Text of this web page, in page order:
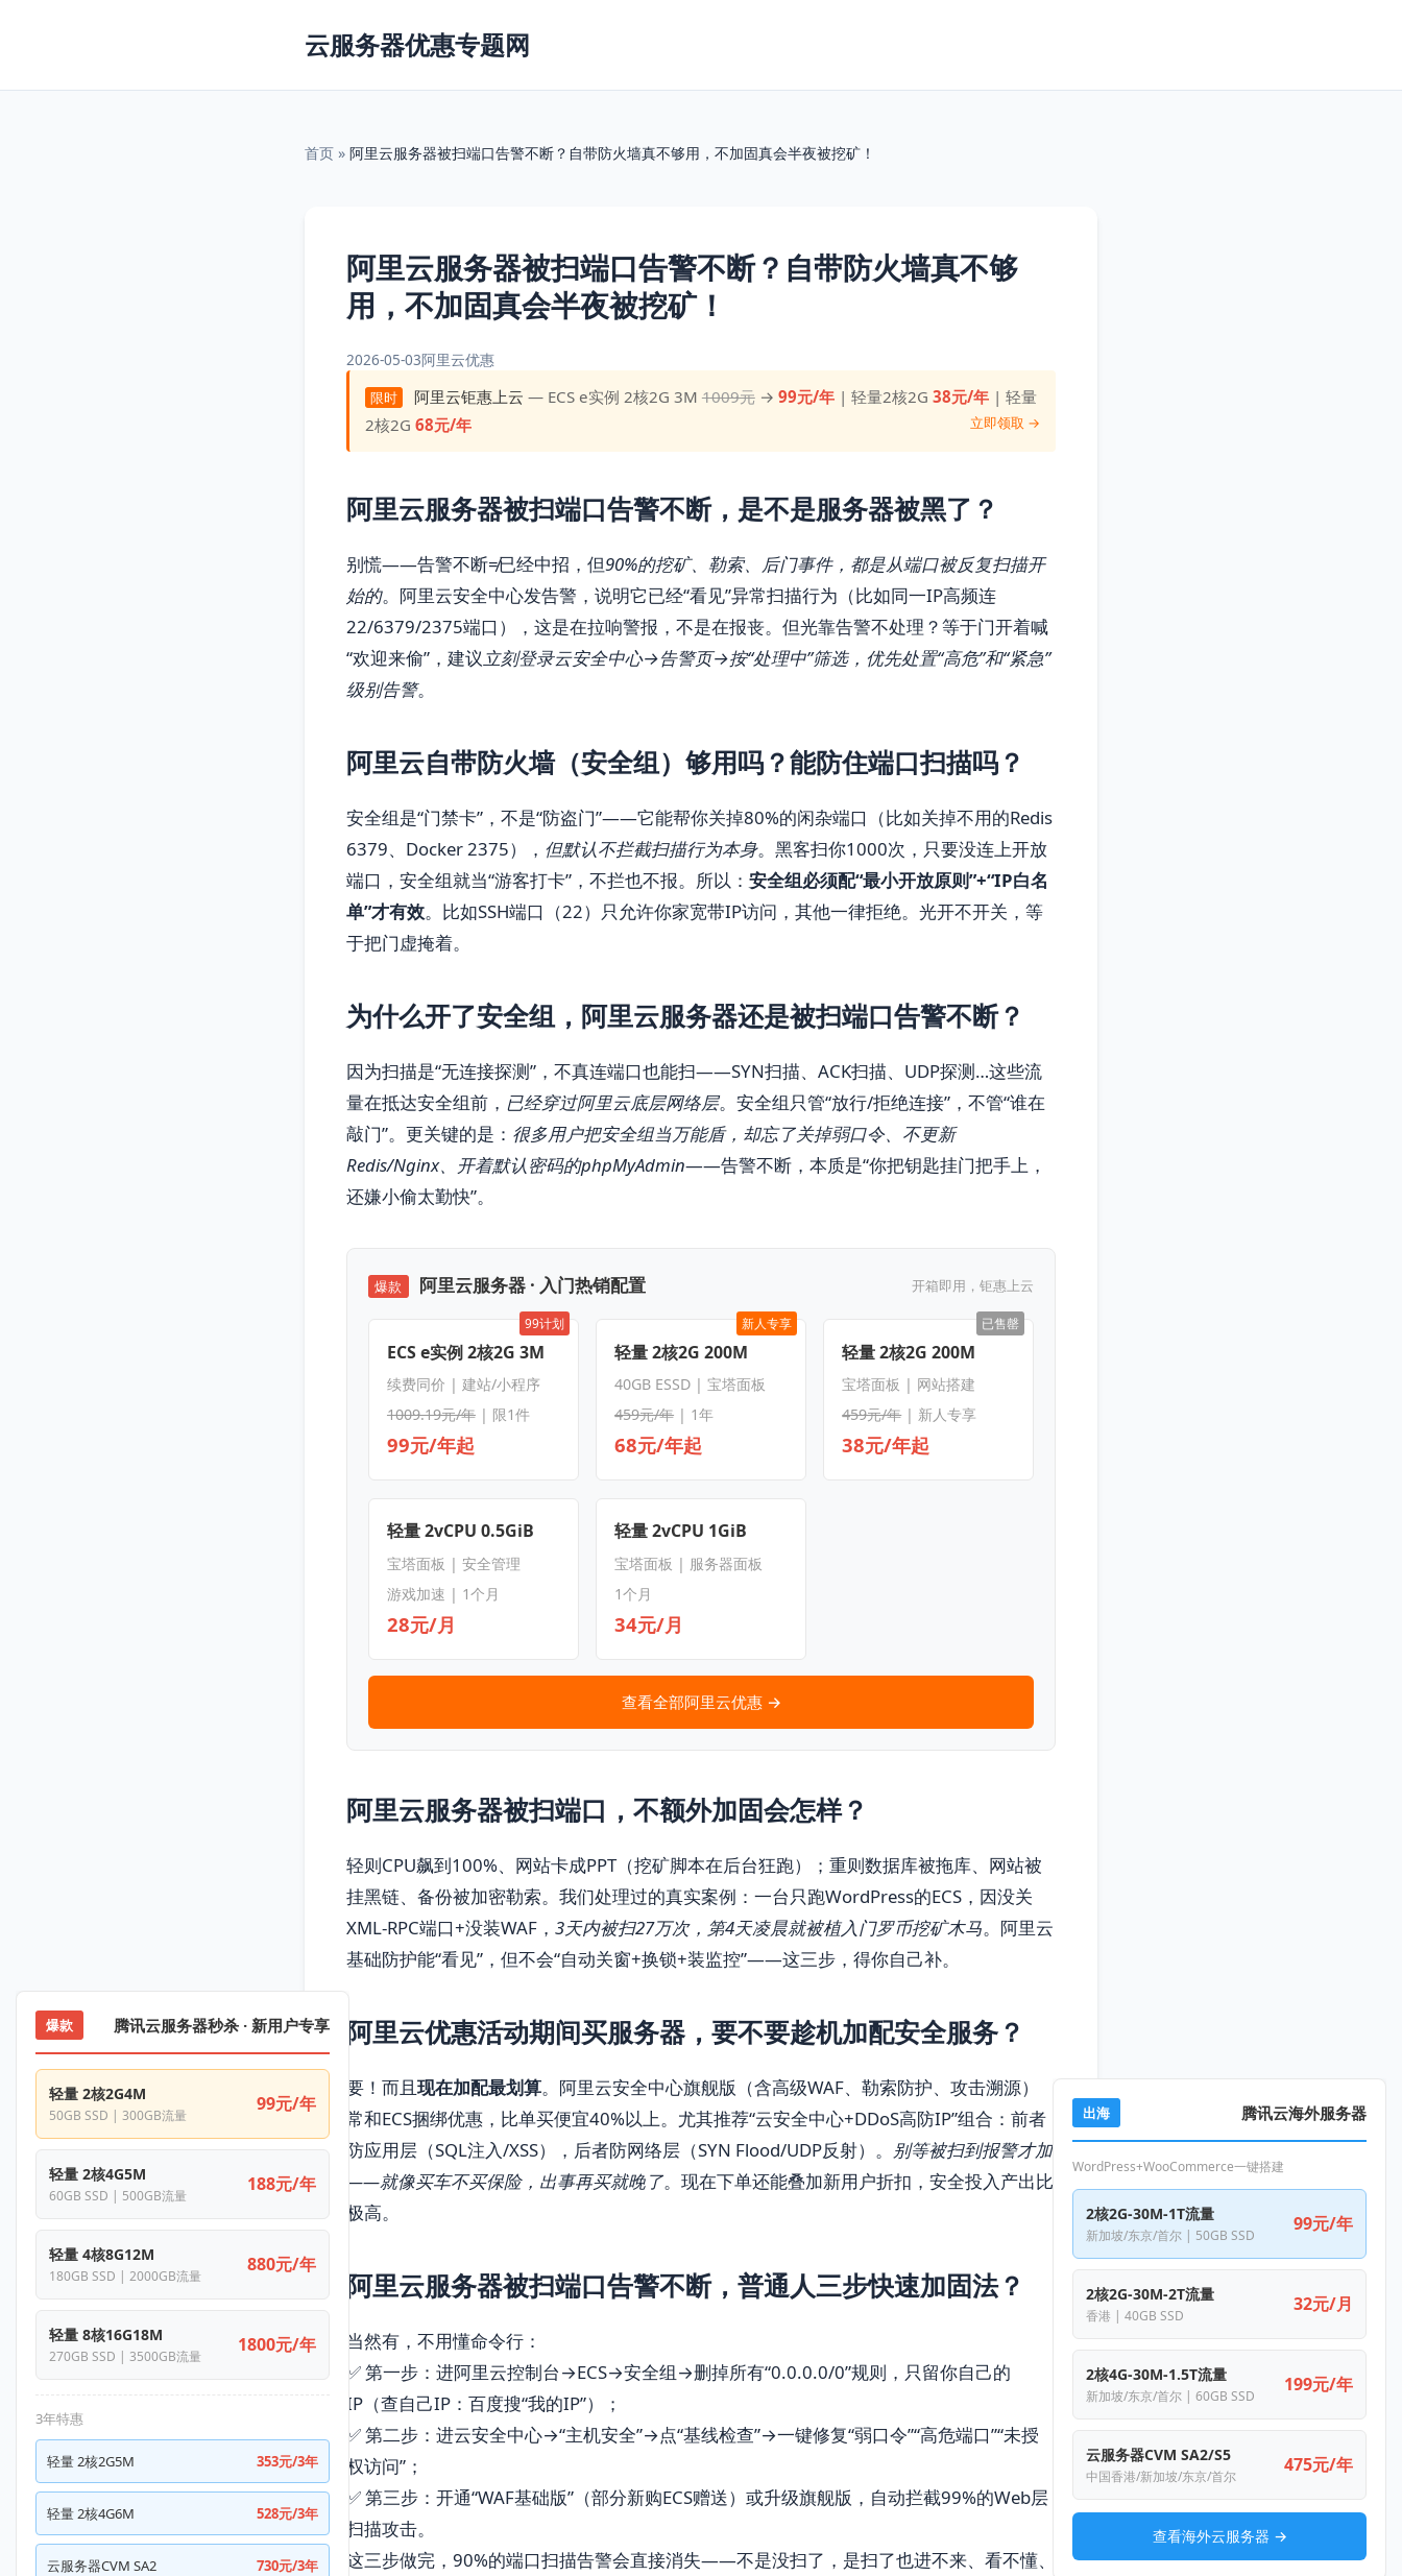
云服务器优惠专题网
首页 » 阿里云服务器被扫端口告警不断？自带防火墙真不够用，不加固真会半夜被挖矿！
阿里云服务器被扫端口告警不断？自带防火墙真不够
用，不加固真会半夜被挖矿！
2026-05-03阿里云优惠
限时 阿里云钜惠上云 — ECS e实例 2核2G 3M 1009元→ 99元/年| 轻量2核2G 38元/年| 轻量
2核2G68元/年 立即领取 →
阿里云服务器被扫端口告警不断，是不是服务器被黑了？
别慌——告警不断≠已经中招，但90%的挖矿、勒索、后门事件，都是从端口被反复扫描开
始的。阿里云安全中心发告警，说明它已经“看见”异常扫描行为（比如同一IP高频连
22/6379/2375端口），这是在拉响警报，不是在报丧。但光靠告警不处理？等于门开着喊
“欢迎来偷”，建议 立刻登录云安全中心→告警页→按“处理中”筛选，优先处置“高危”和“紧急”
级别告警。
阿里云自带防火墙（安全组）够用吗？能防住端口扫描吗？
安全组是“门禁卡”，不是“防盗门”——它能帮你关掉80%的闲杂端口（比如关掉不用的Redis
6379、Docker 2375）， 但默认不拦截扫描行为本身。黑客扫你1000次，只要没连上开放
端口，安全组就当“游客打卡”，不拦也不报。所以： 安全组必须配“最小开放原则”+“IP白名
单”才有效。比如SSH端口（22）只允许你家宽带IP访问，其他一律拒绝。光开不开关，等
于把门虚掩着。
为什么开了安全组，阿里云服务器还是被扫端口告警不断？
因为扫描是“无连接探测”，不真连端口也能扫——SYN扫描、ACK扫描、UDP探测…这些流
量在抵达安全组前， 已经穿过阿里云底层网络层。安全组只管“放行/拒绝连接”，不管“谁在
敲门”。更关键的是： 很多用户把安全组当万能盾，却忘了关掉弱口令、不更新
Redis/Nginx、开着默认密码的phpMyAdmin——告警不断，本质是“你把钥匙挂门把手上，
还嫌小偷太勤快”。
爆款 阿里云服务器 · 入门热销配置 开箱即用，钜惠上云
99计划
ECS e实例 2核2G 3M
续费同价 | 建站/小程序
1009.19元/年| 限1件
99元/年起
新人专享
轻量 2核2G 200M
40GB ESSD | 宝塔面板
459元/年 | 1年
68元/年起
已售罄
轻量 2核2G 200M
宝塔面板 | 网站搭建
459元/年| 新人专享
38元/年起
轻量 2vCPU 0.5GiB
宝塔面板 | 安全管理
游戏加速 | 1个月
28元/月
轻量 2vCPU 1GiB
宝塔面板 | 服务器面板
1个月
34元/月
查看全部阿里云优惠 →
阿里云服务器被扫端口，不额外加固会怎样？
轻则CPU飙到100%、网站卡成PPT（挖矿脚本在后台狂跑）；重则数据库被拖库、网站被
挂黑链、备份被加密勒索。我们处理过的真实案例：一台只跑WordPress的ECS，因没关
XML-RPC端口+没装WAF， 3天内被扫27万次，第4天凌晨就被植入门罗币挖矿木马。阿里云
基础防护能“看见”，但不会“自动关窗+换锁+装监控”——这三步，得你自己补。
阿里云优惠活动期间买服务器，要不要趁机加配安全服务？
要！而且现在加配最划算。阿里云安全中心旗舰版（含高级WAF、勒索防护、攻击溯源）
常和ECS捆绑优惠，比单买便宜40%以上。尤其推荐“云安全中心+DDoS高防IP”组合：前者
防应用层（SQL注入/XSS），后者防网络层（SYN Flood/UDP反射）。 别等被扫到报警才加
——就像买车不买保险，出事再买就晚了。现在下单还能叠加新用户折扣，安全投入产出比
极高。
阿里云服务器被扫端口告警不断，普通人三步快速加固法？
当然有，不用懂命令行：
✅ 第一步：进阿里云控制台→ECS→安全组→删掉所有“0.0.0.0/0”规则，只留你自己的
IP（查自己IP：百度搜“我的IP”）；
✅ 第二步：进云安全中心→“主机安全”→点“基线检查”→一键修复“弱口令”“高危端口”“未授
权访问”；
✅ 第三步：开通“WAF基础版”（部分新购ECS赠送）或升级旗舰版，自动拦截99%的Web层
扫描攻击。
这三步做完，90%的端口扫描告警会直接消失——不是没扫了，是扫了也进不来、看不懂、
爆款 腾讯云服务器秒杀 · 新用户专享
轻量 2核2G4M
50GB SSD | 300GB流量
99元/年
轻量 2核4G5M
60GB SSD | 500GB流量
188元/年
轻量 4核8G12M
180GB SSD | 2000GB流量
880元/年
轻量 8核16G18M
270GB SSD | 3500GB流量
1800元/年
3年特惠
轻量 2核2G5M 353元/3年
轻量 2核4G6M 528元/3年
云服务器CVM SA2 730元/3年
出海 腾讯云海外服务器
WordPress+WooCommerce一键搭建
2核2G-30M-1T流量
新加坡/东京/首尔 | 50GB SSD
99元/年
2核2G-30M-2T流量
香港 | 40GB SSD
32元/月
2核4G-30M-1.5T流量
新加坡/东京/首尔 | 60GB SSD
199元/年
云服务器CVM SA2/S5
中国香港/新加坡/东京/首尔
475元/年
查看海外云服务器 →